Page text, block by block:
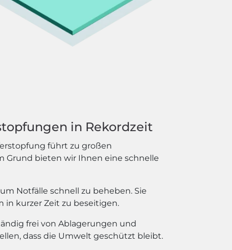
in Rekordzeit
führt zu großen
Grund bieten wir Ihnen eine schnelle
Notfälle schnell zu beheben. Sie
in kurzer Zeit zu beseitigen.
frei von Ablagerungen und
dass die Umwelt geschützt bleibt.